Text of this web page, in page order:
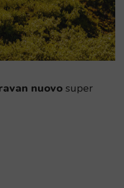
nuovo super